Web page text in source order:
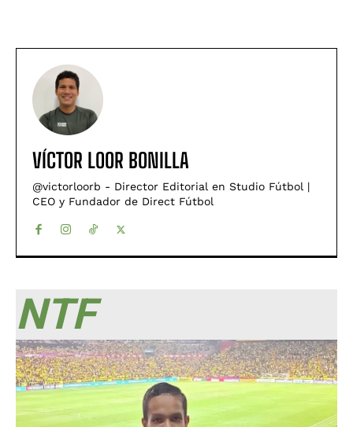
VÍCTOR LOOR BONILLA
@victorloorb - Director Editorial en Studio Fútbol |
CEO y Fundador de Direct Fútbol
NTF